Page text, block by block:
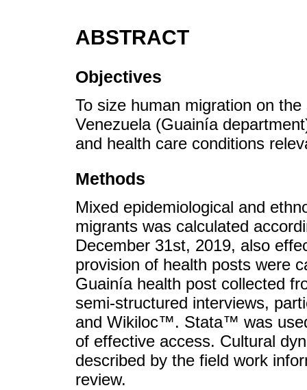
ABSTRACT
Objectives
To size human migration on
Venezuela (Guainía
and health care conditions
Methods
Mixed epidemiological and
migrants was calculated
December 31st, 2019, also
provision of health posts were
Guainía health post collected
semi-structured interviews,
and Wikiloc™. Stata™ was
of effective access. Cultural
described by the field work
review.